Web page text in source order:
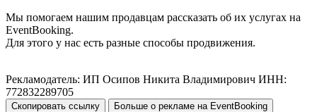
Мы помогаем нашим продавцам рассказать об их услугах на
EventBooking.
Для этого у нас есть разные способы продвижения.
Рекламодатель: ИП Осипов Никита Владимирович ИНН:
772832289705
Скопировать ссылку
Больше о рекламе на EventBooking